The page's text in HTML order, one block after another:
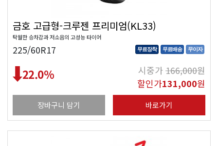
금호 고급형-크루젠 프리미엄(KL33)
탁월한 승차감과 저소음의 고성능 타이어
225/60R17 무료장착 무료배송 무이자
22.0% 시중가166,000원
할인가131,000원
장바구니 담기 바로가기